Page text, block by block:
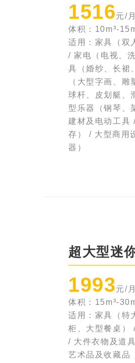
1516元/
体积：10m³-
适用：家具（双
/ 家电（电视、
具（婚纱、长裙
（大型字画、
球杆、皮划艇、
型乐器（钢琴、
建材及电动工具
存） / 大型商用
器）
超大型迷
1993元/
体积：15m³-
适用：家具（特
柜、大型餐桌）
/ 大件衣物及道
艺术品及收藏品